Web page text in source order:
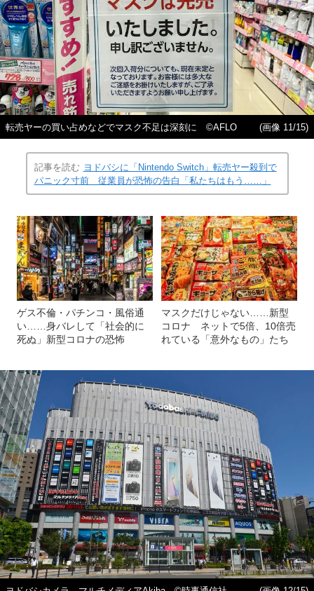
転売ヤーの買い占めなどでマスク不足は深刻に ©AFLO (画像 11/15)
記事を読む ヨドバシに「Nintendo Switch」転売ヤー殺到で
パニック寸前 従業員が恐怖の告白「私たちはもう……」
ゲス不倫・パチンコ・風俗通
い……身バレして「社会的に
死ぬ」新型コロナの恐怖
マスクだけじゃない……新型
コロナ ネットで5倍、10倍売
れている「意外なもの」たち